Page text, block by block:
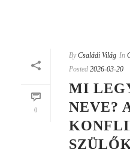
0
By Családi Világ In
Posted 2026-03-20
MI
NEVE?